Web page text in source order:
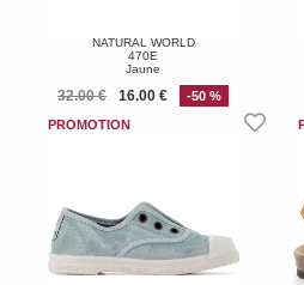
NATURAL WORLD
470E
Jaune
32.00 € 16.00 € -50 %